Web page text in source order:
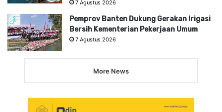
7 Agustus 2026
Pemprov Banten Dukung Gerakan Irigasi
Bersih Kementerian Pekerjaan Umum
7 Agustus 2026
More News